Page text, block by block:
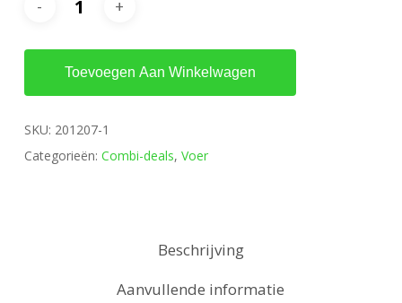
Toevoegen Aan Winkelwagen
SKU: 201207-1
Categorieën: Combi-deals, Voer
Beschrijving
Aanvullende informatie